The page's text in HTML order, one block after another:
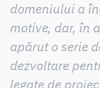
domeniului a
motive, dar, în
apărut o serie
dezvoltare
legate de